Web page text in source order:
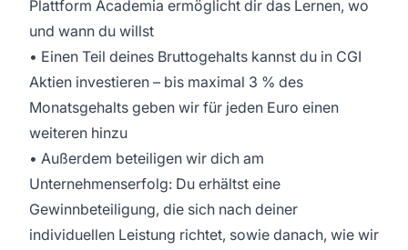
Plattform Academia ermöglicht dir das Lernen, wo
und wann du willst
• Einen Teil deines Bruttogehalts kannst du in CGI
Aktien investieren – bis maximal 3 % des
Monatsgehalts geben wir für jeden Euro einen
weiteren hinzu
• Außerdem beteiligen wir dich am
Unternehmenserfolg: Du erhältst eine
Gewinnbeteiligung, die sich nach deiner
individuellen Leistung richtet, sowie danach, wie wir